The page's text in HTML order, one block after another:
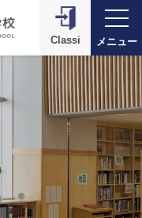
Classi メニュー